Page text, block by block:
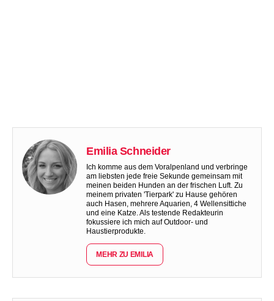
Emilia Schneider
Ich komme aus dem Voralpenland und verbringe
am liebsten jede freie Sekunde gemeinsam mit
meinen beiden Hunden an der frischen Luft. Zu
meinem privaten 'Tierpark' zu Hause gehören
auch Hasen, mehrere Aquarien, 4 Wellensittiche
und eine Katze. Als testende Redakteurin
fokussiere ich mich auf Outdoor- und
Haustierprodukte.
MEHR ZU EMILIA